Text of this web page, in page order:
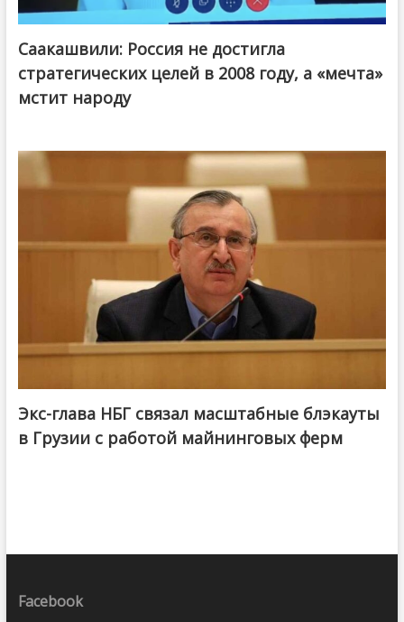
Саакашвили: Россия не достигла
стратегических целей в 2008 году, а «мечта»
мстит народу
Экс-глава НБГ связал масштабные блэкауты
в Грузии с работой майнинговых ферм
Facebook